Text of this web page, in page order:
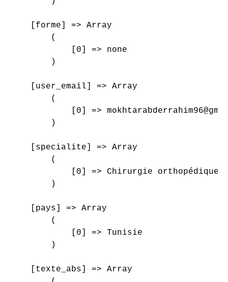
    [forme] => Array
        (
            [0] => none
        )
    [user_email] => Array
        (
[0] =>
        )
    [specialite] => Array
        (
[0] => Chirurgie orthopédique
        )
    [pays] => Array
        (
            [0] => Tunisie
        )
    [texte_abs] => Array